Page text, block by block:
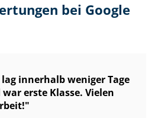
bei Google
innerhalb weniger Tage
erste Klasse. Vielen